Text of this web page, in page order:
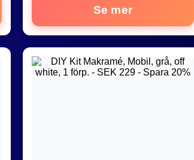
Se mer